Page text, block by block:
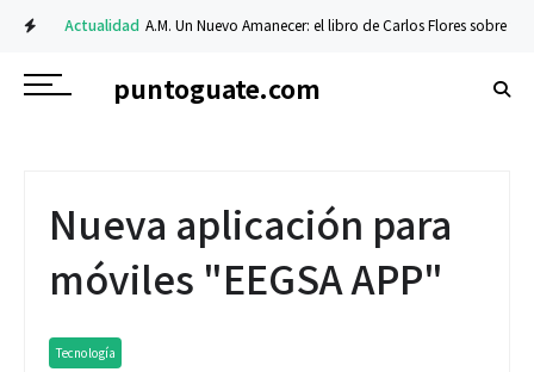
Actualidad A.M. Un Nuevo Amanecer: el libro de Carlos Flores sobre fe y
puntoguate.com
Nueva aplicación para
móviles "EEGSA APP"
Tecnología